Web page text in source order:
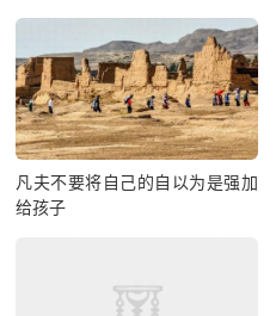
凡夫不要将自己的自以为是强加
给孩子